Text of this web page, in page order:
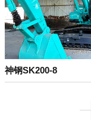
神钢SK200-8